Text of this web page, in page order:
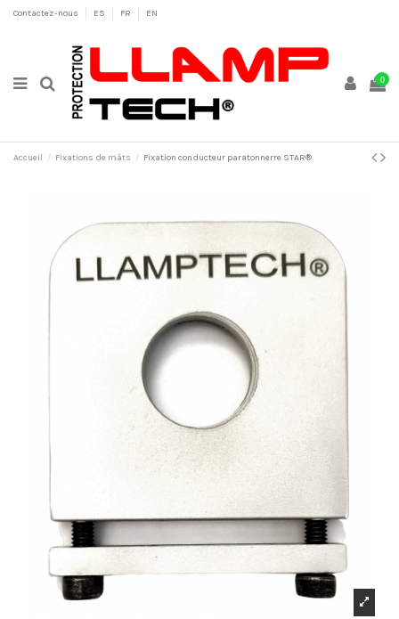
Contactez-nous ES FR EN
0
Accueil Fixations de mâts Fixation conducteur paratonnerre STAR®